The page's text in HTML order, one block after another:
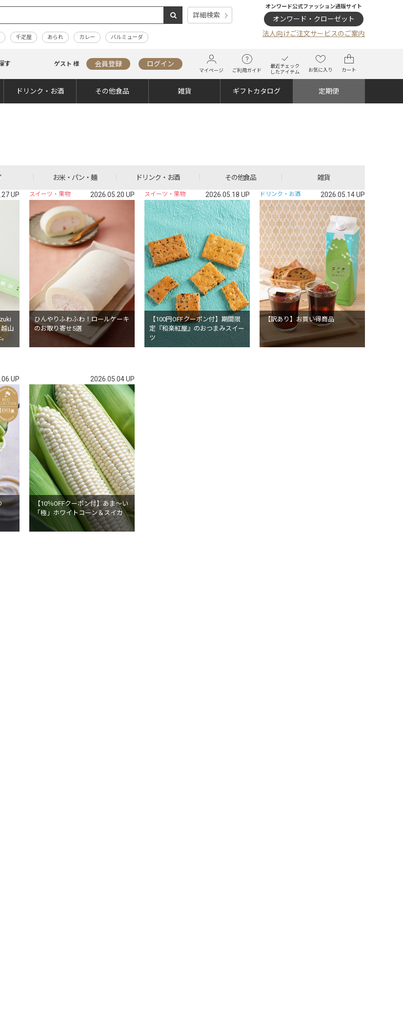
詳細検索
千疋屋 あられ カレー バルミューダ
オンワード公式ファッション通販サイト
オンワード・クローゼット
法人向けご注文サービスのご案内
す ゲスト 様 会員登録 ログイン
マイページ ご利用ガイド
最近チェック
したアイテム
お気に入り カート
ドリンク・お酒 その他食品 雑貨 ギフトカタログ 定期便
お米・パン・麺 ドリンク・お酒 その他食品 雑貨
UP
山
スイーツ・果物 2026.05.20 UP
ひんやりふわふわ！ロールケーキ
のお取り寄せ5選
スイーツ・果物 2026.05.18 UP
【100円OFFクーポン付】期間限
定『和楽紅屋』のおつまみスイー
ツ
ドリンク・お酒 2026.05.14 UP
【訳あり】お買い得商品
UP 2026.05.04 UP
【10％OFFクーポン付】あま～い
「極」ホワイトコーン＆スイカ